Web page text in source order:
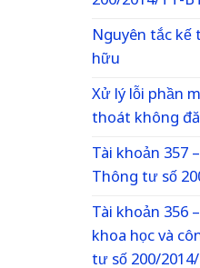
Nguyên tắc kế
hữu
Xử lý lỗi phần
thoát không
Tài khoản 357
Thông tư số
Tài khoản 356
khoa học và
tư số 200/